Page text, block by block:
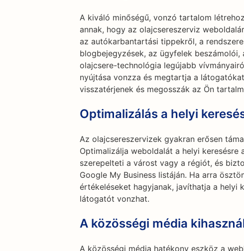
A kiváló minőségű, vonzó tartalom
annak, hogy az olajcsereszerviz
az autókarbantartási tippekről, a
blogbejegyzések, az ügyfelek
olajcsere-technológia legújabb
nyújtása vonzza és megtartja a
visszatérjenek és megosszák az Ön
Optimalizálás a helyi
Az olajcsereszervizek gyakran erősen
Optimalizálja weboldalát a helyi
szerepelteti a várost vagy a régiót, és
Google My Business listáján. Ha arra
értékeléseket hagyjanak, javíthatja a helyi
látogatót vonzhat.
A közösségi média
A közösségi média hatékony eszköz a